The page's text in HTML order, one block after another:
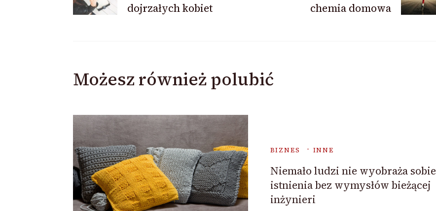
wpisudojrzałych kobiet
chemia domowa
Możesz również polubić
BIZNES INNE
Niemało ludzi nie wyobraża sobie
istnienia bez wymysłów bieżącej
inżynieri